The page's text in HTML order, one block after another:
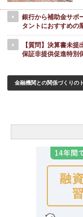
銀行から補助金サポ
タントにおすすめの
【質問】決算書未
保証非提供促進特別
金融機関との関係づくりの